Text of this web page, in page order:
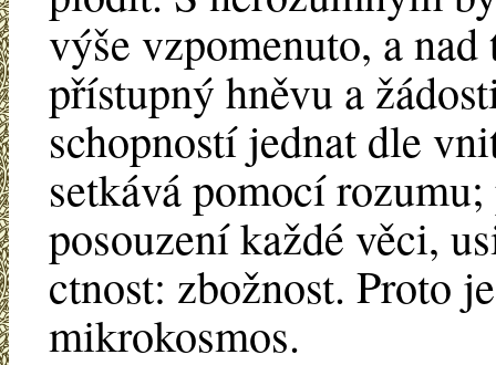
výše vzpomenuto, a
přístupný hněvu a
schopností jednat dle
setkává pomocí
posouzení každé věci,
ctnost: zbožnost. Proto
mikrokosmos.